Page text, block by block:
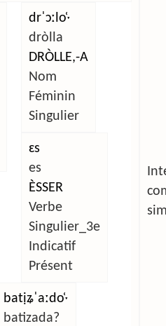
drˈɔːlo̜ˑ
dròlla
DRÒLLE,-A
Nom
Féminin
Singulier
ɛs
es
ÈSSER
Verbe
Singulier_3e
Indicatif
Présent
batịʑˈaːdo̜ˑ
batizada?